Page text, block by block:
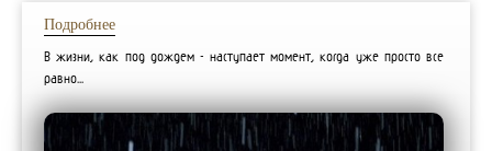
Подробнее
В жизни, как под дождем - наступает момент, когда уже просто все
равно...